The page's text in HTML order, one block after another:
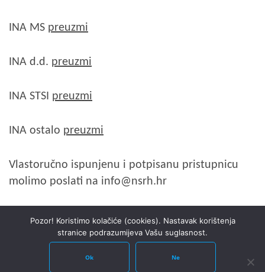
INA MS preuzmi
INA d.d. preuzmi
INA STSI preuzmi
INA ostalo preuzmi
Vlastoručno ispunjenu i potpisanu pristupnicu
molimo poslati na info@nsrh.hr
Pozor! Koristimo kolačiće (cookies). Nastavak korištenja
stranice podrazumijeva Vašu suglasnost.
Ok Ne